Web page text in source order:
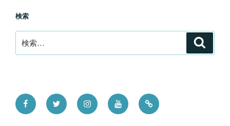
検索
索:
FacebookTwitter InstagramYouTubeTictok